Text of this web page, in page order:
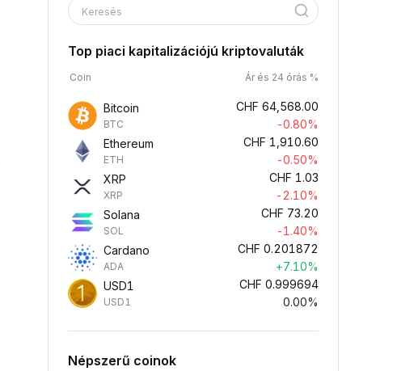
Keresés
Top piaci kapitalizációjú kriptovaluták
Coin Ár és 24 órás %
Bitcoin
BTC
CHF 64,568.00
-0.80%
Ethereum
ETH
CHF 1,910.60
-0.50%
XRP
XRP
CHF 1.03
-2.10%
Solana
SOL
CHF 73.20
-1.40%
Cardano
ADA
CHF 0.201872
+7.10%
USD1
USD1
CHF 0.999694
0.00%
Népszerű coinok